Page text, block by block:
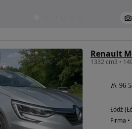
Renault
1332 cm3 •
96
Łódź
Firma